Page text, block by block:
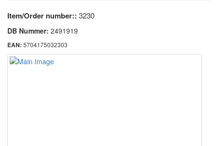
Item/Order number:: 3230
DB Nummer: 2491919
EAN: 5704175032303